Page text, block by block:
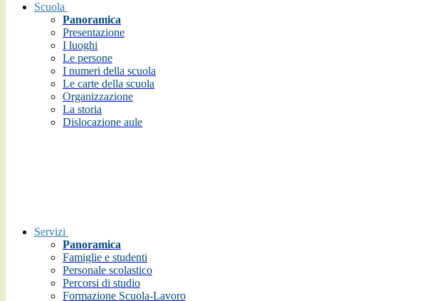
Scuola
Panoramica
Presentazione
I luoghi
Le persone
I numeri della scuola
Le carte della scuola
Organizzazione
La storia
Dislocazione aule
Servizi
Panoramica
Famiglie e studenti
Personale scolastico
Percorsi di studio
Formazione Scuola-Lavoro